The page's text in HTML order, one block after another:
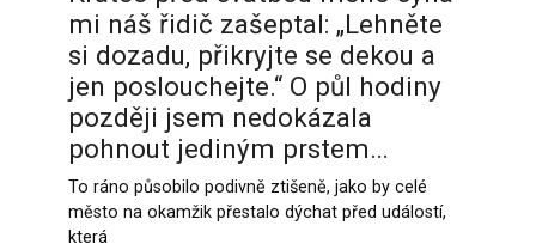
mi náš řidič zašeptal: „Lehněte
si dozadu, přikryjte se dekou a
jen poslouchejte.“ O půl hodiny
později jsem nedokázala
pohnout jediným prstem…
To ráno působilo podivně ztišeně, jako by celé
město na okamžik přestalo dýchat před událostí,
která